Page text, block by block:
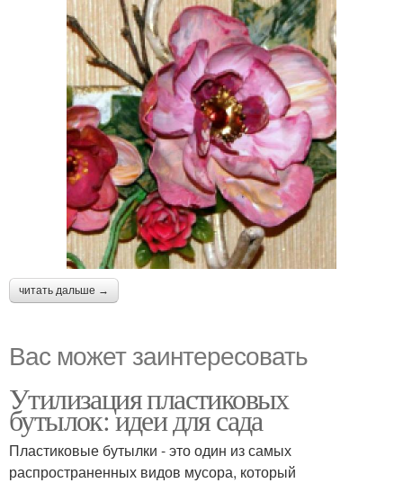
читать дальше →
Вас может заинтересовать
Утилизация пластиковых
бутылок: идеи для сада
Пластиковые бутылки - это один из самых
распространенных видов мусора, который